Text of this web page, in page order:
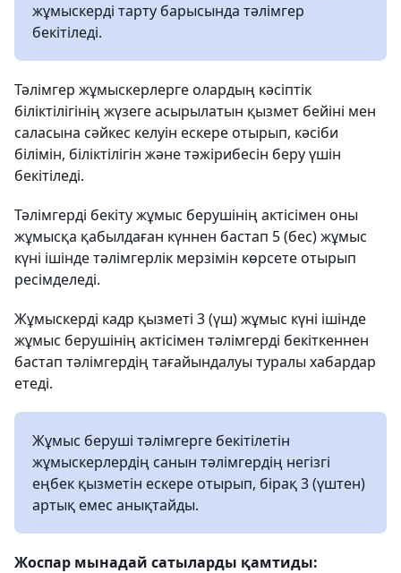
жұмыскерді тарту барысында тәлімгер
бекітіледі.
Тәлімгер жұмыскерлерге олардың кәсіптік
біліктілігінің жүзеге асырылатын қызмет бейіні мен
саласына сәйкес келуін ескере отырып, кәсіби
білімін, біліктілігін және тәжірибесін беру үшін
бекітіледі.
Тәлімгерді бекіту жұмыс берушінің актісімен оны
жұмысқа қабылдаған күннен бастап 5 (бес) жұмыс
күні ішінде тәлімгерлік мерзімін көрсете отырып
ресімделеді.
Жұмыскерді кадр қызметі 3 (үш) жұмыс күні ішінде
жұмыс берушінің актісімен тәлімгерді бекіткеннен
бастап тәлімгердің тағайындалуы туралы хабардар
етеді.
Жұмыс беруші тәлімгерге бекітілетін
жұмыскерлердің санын тәлімгердің негізгі
еңбек қызметін ескере отырып, бірақ 3 (үштен)
артық емес анықтайды.
Жоспар мынадай сатыларды қамтиды: